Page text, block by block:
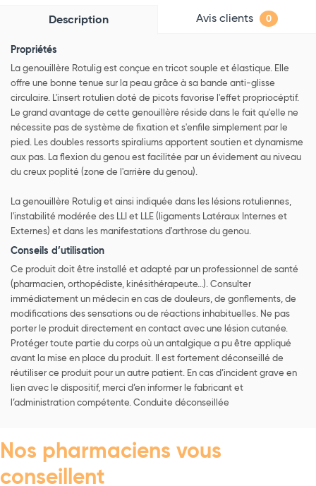
Description Avis clients 0
Propriétés
La genouillère Rotulig est conçue en tricot souple et élastique. Elle
offre une bonne tenue sur la peau grâce à sa bande anti-glisse
circulaire. L'insert rotulien doté de picots favorise l'effet propriocéptif.
Le grand avantage de cette genouillère réside dans le fait qu'elle ne
nécessite pas de système de fixation et s'enfile simplement par le
pied. Les doubles ressorts spiraliums apportent soutien et dynamisme
aux pas. La flexion du genou est facilitée par un évidement au niveau
du creux poplité (zone de l'arrière du genou).
La genouillère Rotulig et ainsi indiquée dans les lésions rotuliennes,
l'instabilité modérée des LLI et LLE (ligaments Latéraux Internes et
Externes) et dans les manifestations d'arthrose du genou.
Conseils d’utilisation
Ce produit doit être installé et adapté par un professionnel de santé
(pharmacien, orthopédiste, kinésithérapeute…). Consulter
immédiatement un médecin en cas de douleurs, de gonflements, de
modifications des sensations ou de réactions inhabituelles. Ne pas
porter le produit directement en contact avec une lésion cutanée.
Protéger toute partie du corps où un antalgique a pu être appliqué
avant la mise en place du produit. Il est fortement déconseillé de
réutiliser ce produit pour un autre patient. En cas d’incident grave en
lien avec le dispositif, merci d’en informer le fabricant et
l’administration compétente. Conduite déconseillée
Nos pharmaciens vous
conseillent